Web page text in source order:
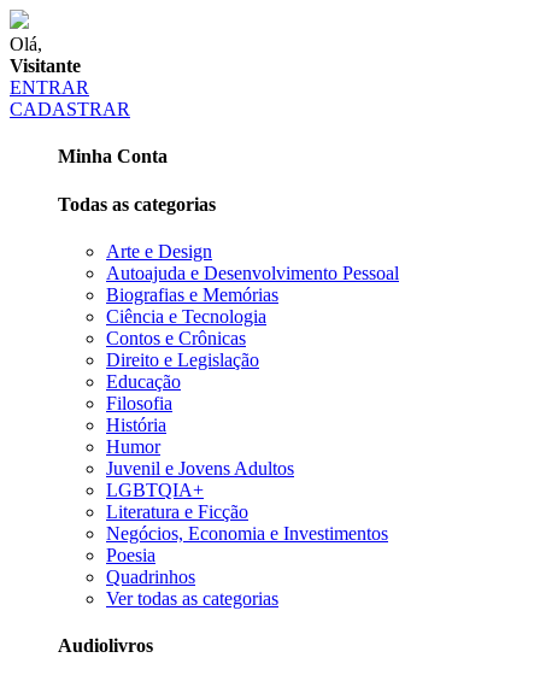
Olá,
Visitante
ENTRAR
CADASTRAR
Minha Conta
Todas as categorias
Arte e Design
Autoajuda e Desenvolvimento Pessoal
Biografias e Memórias
Ciência e Tecnologia
Contos e Crônicas
Direito e Legislação
Educação
Filosofia
História
Humor
Juvenil e Jovens Adultos
LGBTQIA+
Literatura e Ficção
Negócios, Economia e Investimentos
Poesia
Quadrinhos
Ver todas as categorias
Audiolivros